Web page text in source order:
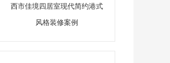
西市佳境四居室现代简约港式
风格装修案例